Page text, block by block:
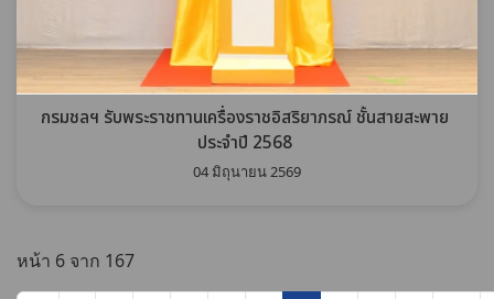
กรมชลฯ รับพระราชทานเครื่องราชอิสริยาภรณ์ ชั้นสายสะพาย
ประจำปี 2568
04 มิถุนายน 2569
หน้า 6 จาก 167